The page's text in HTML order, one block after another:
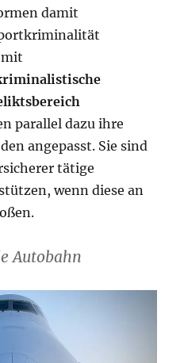
damit
mit
parallel dazu ihre
angepasst. Sie sind
tätige
wenn diese an
Autobahn